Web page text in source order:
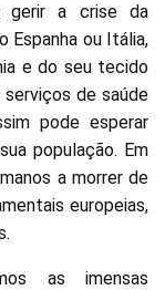
gerir a crise da
Espanha ou Itália,
e do seu tecido
de saúde
pode esperar
população. Em
a morrer de
europeias,
as imensas